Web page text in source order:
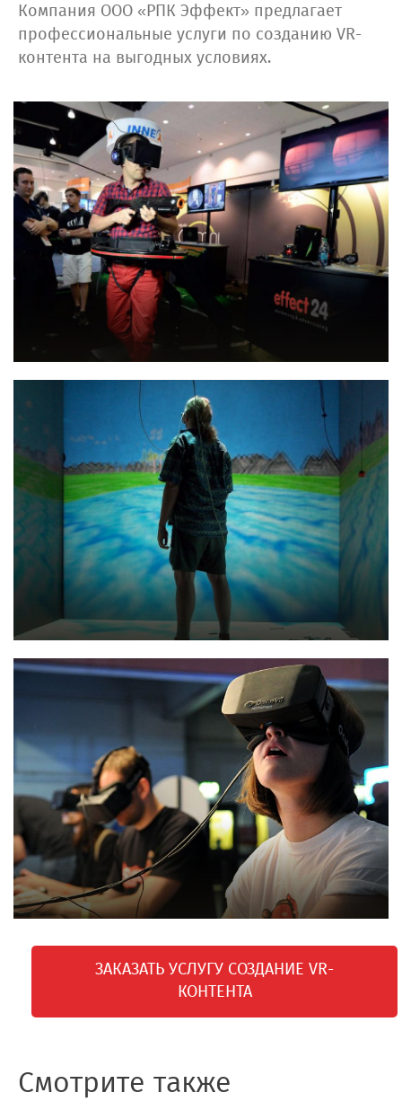
Компания ООО «РПК Эффект» предлагает
профессиональные услуги по созданию VR-
контента на выгодных условиях.
ЗАКАЗАТЬ УСЛУГУ СОЗДАНИЕ VR-
КОНТЕНТА
Смотрите также